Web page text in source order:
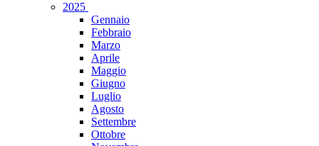
2025
Gennaio
Febbraio
Marzo
Aprile
Maggio
Giugno
Luglio
Agosto
Settembre
Ottobre